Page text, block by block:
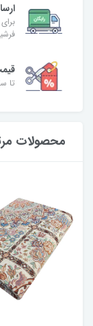
تا سقف
محصولات